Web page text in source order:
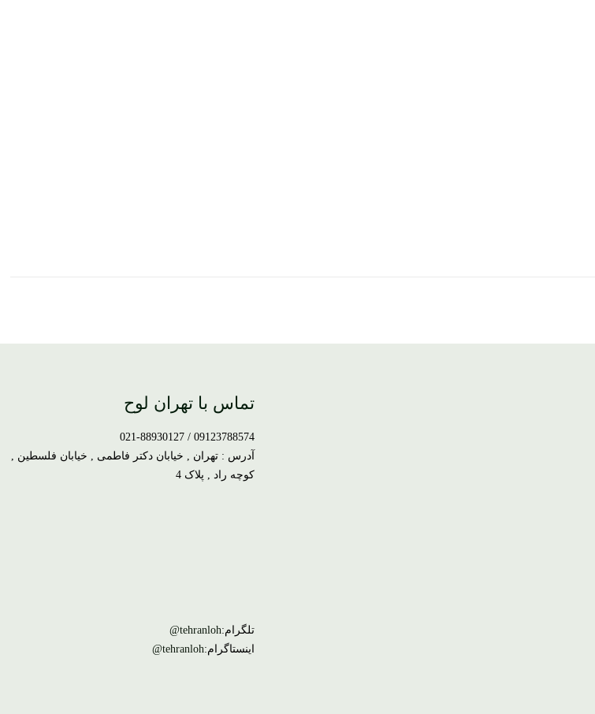
تماس با تهران لوح
09123788574 / 021-88930127
آدرس : تهران , خیابان دکتر فاطمی , خیابان فلسطین ,
کوچه راد , پلاک 4
تلگرام:tehranloh@
اینستاگرام:tehranloh@